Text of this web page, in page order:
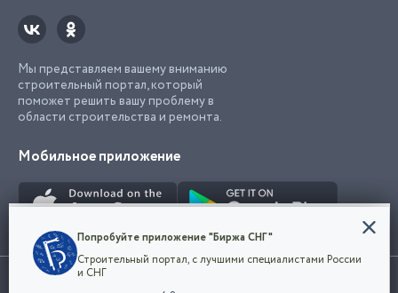
Мы представляем вашему вниманию
строительный портал, который
поможет решить вашу проблему в
области строительства и ремонта.
Мобильное приложение
Использование сайта, в том числе подача объявлений, означает
Конфиденциальность
Мы используем файлы cookie, чтобы сделать
наш сайт удобным для каждого
Попробуйте приложение "Биржа СНГ"
Строительный портал, с лучшими специалистами России
и СНГ